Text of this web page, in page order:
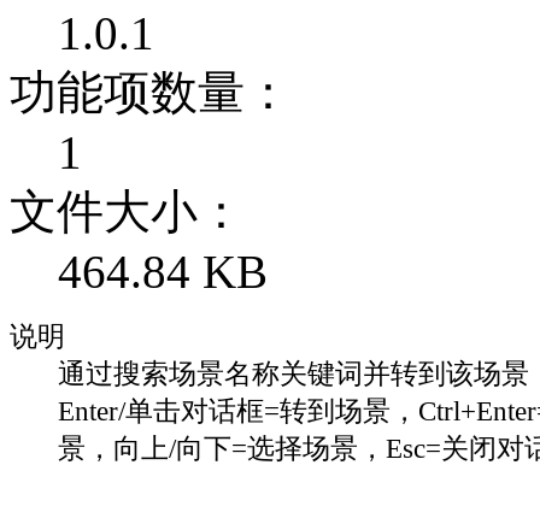
1.0.1
功能项数量：
1
文件大小：
464.84 KB
说明
通过搜索场景名称关键词并转到该场景
Enter/单击对话框=转到场景，
景，向上/向下=选择场景，Esc=关闭对